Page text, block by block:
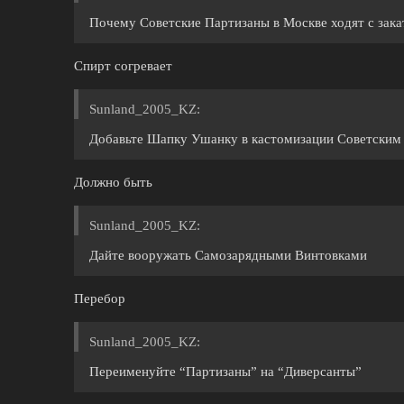
Почему Советские Партизаны в Москве ходят с
Спирт согревает
Sunland_2005_KZ:
Добавьте Шапку Ушанку в кастомизации
Должно быть
Sunland_2005_KZ:
Дайте вооружать Самозарядными Винтовками
Перебор
Sunland_2005_KZ:
Переименуйте “Партизаны” на “Диверсанты”